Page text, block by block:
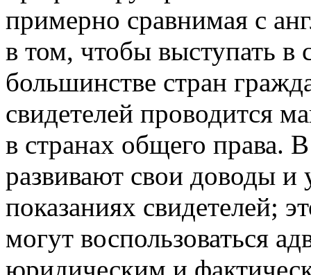
примерно сравнимая с
в том, чтобы выступать
большинстве стран
свидетелей проводится
в странах общего права.
развивают свои доводы и
показаниях свидетелей;
могут воспользоваться